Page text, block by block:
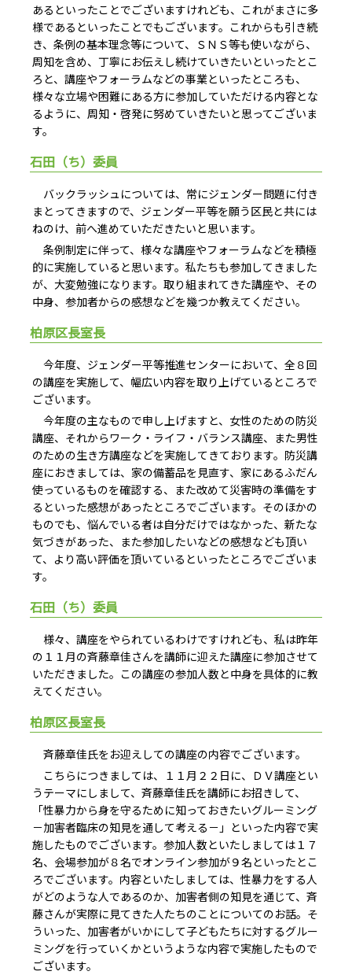
あるといったことでございますけれども、これがまさに多
様であるといったことでもございます。これからも引き続
き、条例の基本理念等について、ＳＮＳ等も使いながら、
周知を含め、丁寧にお伝えし続けていきたいといったとこ
ろと、講座やフォーラムなどの事業といったところも、
様々な立場や困難にある方に参加していただける内容とな
るように、周知・啓発に努めていきたいと思ってございま
す。
石田（ち）委員
バックラッシュについては、常にジェンダー問題に付き
まとってきますので、ジェンダー平等を願う区民と共には
ねのけ、前へ進めていただきたいと思います。
条例制定に伴って、様々な講座やフォーラムなどを積極
的に実施していると思います。私たちも参加してきました
が、大変勉強になります。取り組まれてきた講座や、その
中身、参加者からの感想などを幾つか教えてください。
柏原区長室長
今年度、ジェンダー平等推進センターにおいて、全８回
の講座を実施して、幅広い内容を取り上げているところで
ございます。
今年度の主なもので申し上げますと、女性のための防災
講座、それからワーク・ライフ・バランス講座、また男性
のための生き方講座などを実施してきております。防災講
座におきましては、家の備蓄品を見直す、家にあるふだん
使っているものを確認する、また改めて災害時の準備をす
るといった感想があったところでございます。そのほかの
ものでも、悩んでいる者は自分だけではなかった、新たな
気づきがあった、また参加したいなどの感想なども頂い
て、より高い評価を頂いているといったところでございま
す。
石田（ち）委員
様々、講座をやられているわけですけれども、私は昨年
の１１月の斉藤章佳さんを講師に迎えた講座に参加させて
いただきました。この講座の参加人数と中身を具体的に教
えてください。
柏原区長室長
斉藤章佳氏をお迎えしての講座の内容でございます。
こちらにつきましては、１１月２２日に、ＤＶ講座とい
うテーマにしまして、斉藤章佳氏を講師にお招きして、
「性暴力から身を守るために知っておきたいグルーミング
－加害者臨床の知見を通して考える－」といった内容で実
施したものでございます。参加人数といたしましては１７
名、会場参加が８名でオンライン参加が９名といったとこ
ろでございます。内容といたしましては、性暴力をする人
がどのような人であるのか、加害者側の知見を通じて、斉
藤さんが実際に見てきた人たちのことについてのお話。そ
ういった、加害者がいかにして子どもたちに対するグルー
ミングを行っていくかというような内容で実施したもので
ございます。